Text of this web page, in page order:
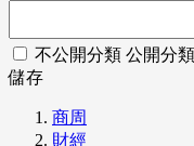
不公開分類 公開分類
儲存
商周
財經